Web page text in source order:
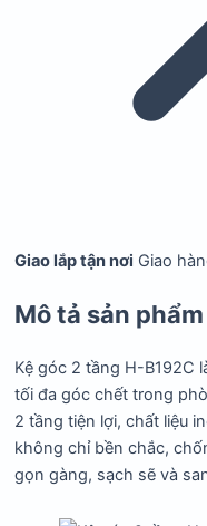
Giao lắp tận nơi Giao
Mô tả sản phẩm
Kệ góc 2 tầng H-B192C
tối đa góc chết trong
2 tầng tiện lợi, chất liệu
không chỉ bền chắc,
gọn gàng, sạch sẽ và